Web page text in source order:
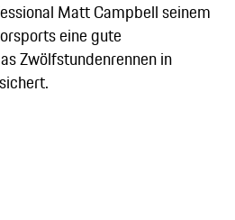
Matt Campbell seinem
eine gute
Zwölfstundenrennen in